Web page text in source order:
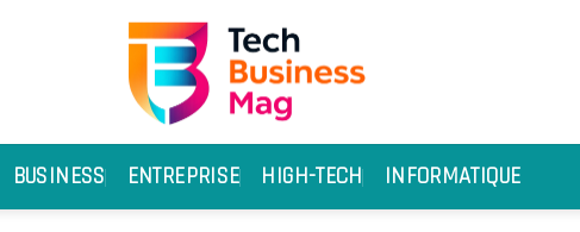
BUSINESS ENTREPRISE HIGH-TECH INFORMATIQUE